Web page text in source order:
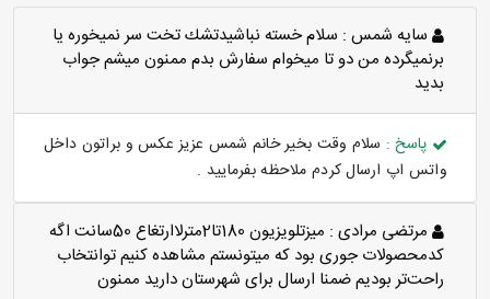
سايه شمس : سلام خسته نباشيدتشك تخت سر نميخوره يا
برنميگرده من دو تا ميخوام سفارش بدم ممنون ميشم جواب
بديد
پاسخ : سلام وقت بخیر خانم شمس عزیز عکس و براتون داخل
واتس اپ ارسال کردم ملاحظه بفرمایید .
مرتضی مرادی :
میزتلویزیون 180تا2مترلاارتغاع 50سانت اگه
کدمحصولات جوری بود که میتونستم مشاهده کنیم توانتخاب
راحت‌تر بودیم ضمنا ارسال برای شهرستان دارید ممنون